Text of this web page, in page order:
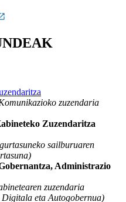
zuzendaria
Zuzendaritza
sailburuaren
Administrazio
zuzendaria
eta Autogobernua)